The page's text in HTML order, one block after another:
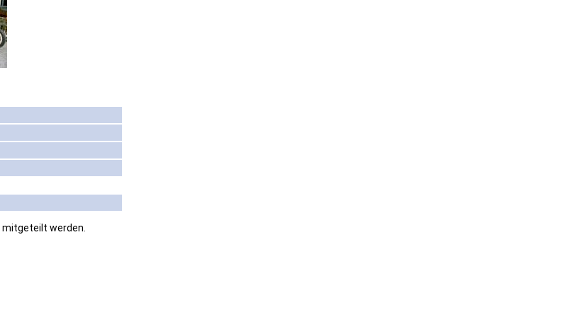
mitgeteilt werden.